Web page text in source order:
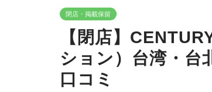
閉店・掲載保留
【閉店】
ション）台湾・台
口コミ